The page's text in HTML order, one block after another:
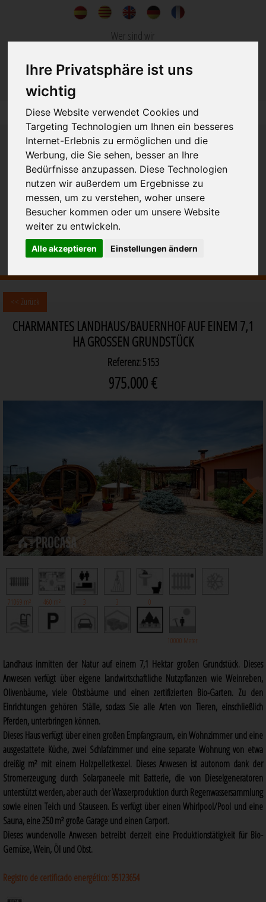
Ihre Privatsphäre ist uns
wichtig
Diese Website verwendet Cookies und
Targeting Technologien um Ihnen ein besseres
Internet-Erlebnis zu ermöglichen und die
Werbung, die Sie sehen, besser an Ihre
Bedürfnisse anzupassen. Diese Technologien
nutzen wir außerdem um Ergebnisse zu
messen, um zu verstehen, woher unsere
Besucher kommen oder um unsere Website
weiter zu entwickeln.
Alle akzeptieren Einstellungen ändern
Wer sind wir
IMMOBILIEN KONSTRUKTION
Since 1973
<< Zurück
CHARMANTES LANDHAUS/BAUERNHOF AUF EINEM 7,1
HA GROSSEN GRUNDSTÜCK
Referenz: 5153
975.000 €
71069 m² 460 m² 3 3 0
10000 Meter
Landhaus inmitten der Natur auf einem 7,1 Hektar großen Grundstück. Dieses
Anwesen verfügt über eigene landwirtschaftliche Nutzpflanzen wie Weinreben,
Olivenbäume, viele Obstbäume und einen zertifizierten Bio-Garten. Zu den
Einrichtungen gehören Ställe, sodass Sie alle Arten von Tieren, einschließlich
Pferden, unterbringen können.
Dieses Haus verfügt über einen großen Empfangsraum, ein Wohnzimmer und eine
ausgestattete Küche, zwei Schlafzimmer und eine separate Wohnung von etwa
dreißig m² mit einem Holzpelletkessel. Dieses Anwesen ist autonom dank der
Stromerzeugung durch Solarpaneele mit Batterie, die von Dieselgeneratoren
unterstützt werden, aber auch der Wasserproduktion durch Regenwassersammlung
sowie einen Teich und Stauseen. Es verfügt über einen Whirlpool/Pool und eine
Sauna, eine 250 m² große Garage und einen Carport.
Dieses wundervolle Anwesen betreibt derzeit eine Produktionstätigkeit für Bio-
Gemüse, Wein, Öl und Obst.
Registro de certificado energético: 95123654